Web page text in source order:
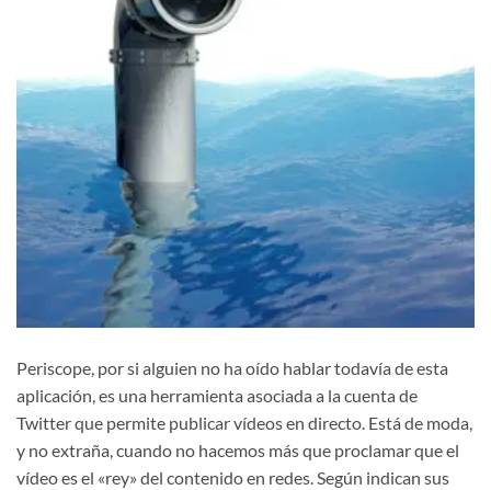
Periscope, por si alguien no ha oído hablar todavía de esta
aplicación, es una herramienta asociada a la cuenta de
Twitter que permite publicar vídeos en directo. Está de moda,
y no extraña, cuando no hacemos más que proclamar que el
vídeo es el «rey» del contenido en redes. Según indican sus